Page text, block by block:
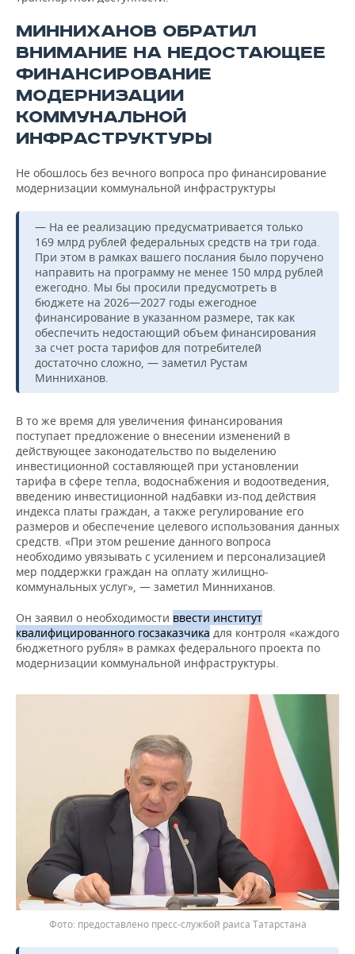
МИННИХАНОВ ОБРАТИЛ
ВНИМАНИЕ НА НЕДОСТАЮЩЕЕ
ФИНАНСИРОВАНИЕ
МОДЕРНИЗАЦИИ
КОММУНАЛЬНОЙ
ИНФРАСТРУКТУРЫ
Не обошлось без вечного вопроса про финансирование
модернизации коммунальной инфраструктуры
— На ее реализацию предусматривается только
169 млрд рублей федеральных средств на три года.
При этом в рамках вашего послания было поручено
направить на программу не менее 150 млрд рублей
ежегодно. Мы бы просили предусмотреть в
бюджете на 2026—2027 годы ежегодное
финансирование в указанном размере, так как
обеспечить недостающий объем финансирования
за счет роста тарифов для потребителей
достаточно сложно, — заметил Рустам
Минниханов.
В то же время для увеличения финансирования
поступает предложение о внесении изменений в
действующее законодательство по выделению
инвестиционной составляющей при установлении
тарифа в сфере тепла, водоснабжения и водоотведения,
введению инвестиционной надбавки из-под действия
индекса платы граждан, а также регулирование его
размеров и обеспечение целевого использования данных
средств. «При этом решение данного вопроса
необходимо увязывать с усилением и персонализацией
мер поддержки граждан на оплату жилищно-
коммунальных услуг», — заметил Минниханов.
Он заявил о необходимости ввести институт
квалифицированного госзаказчика для контроля «каждого
бюджетного рубля» в рамках федерального проекта по
модернизации коммунальной инфраструктуры.
предоставлено пресс-службой раиса Татарстана